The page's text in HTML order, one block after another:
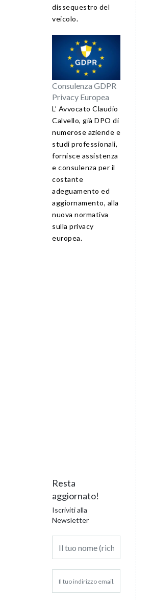
dissequestro del
veicolo.
Consulenza GDPR
Privacy Europea
L’ Avvocato Claudio
Calvello, già DPO di
numerose aziende e
studi professionali,
fornisce assistenza
e consulenza per il
costante
adeguamento ed
aggiornamento, alla
nuova normativa
sulla privacy
europea.
Resta
aggiornato!
Iscriviti alla
Newsletter